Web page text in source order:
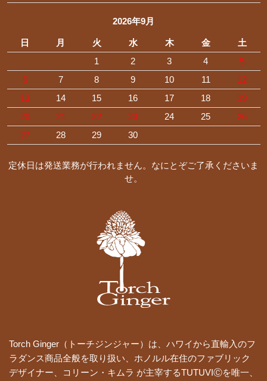
2026年9月
日 月 火 水 木 金
土
1
2 3 4
5
6
7 8 9 10 11
12
13
14 15 16 17 18
19
20
21 22 23 24 25
26
27
28 29 30
定休日は発送業務が行われません。なにとぞご了承くださいま
せ。
Torch Ginger（トーチジンジャー）は、ハワイから直輸入のフ
ラダンス商品全般を取り扱い、ホノルル在住のファブリック
デザイナー、コリーン・キムラ が主宰するTUTUVIⒸを唯一、